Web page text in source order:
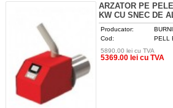
ARZATOR PE
KW CU SNEC DE
Producator:
Cod:
PELL
5890.00 lei cu TVA
5369.00 lei cu TVA